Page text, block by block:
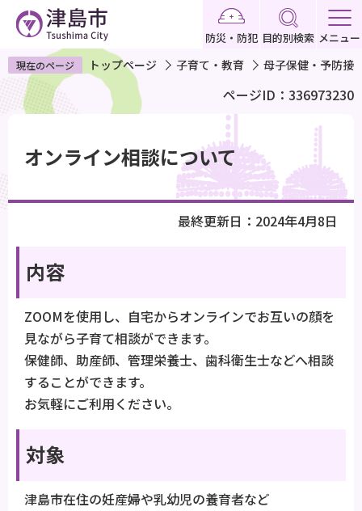
ペ
ー
で
す
防災・防犯 目的別検索 メニュー
現在のページ トップページ 子育て・教育 母子保健・予防接
ページID：336973230
オンライン相談について
最終更新日：2024年4月8日
内容
ZOOMを使用し、自宅からオンラインでお互いの顔を
見ながら子育て相談ができます。
保健師、助産師、管理栄養士、歯科衛生士などへ相談
することができます。
お気軽にご利用ください。
対象
津島市在住の妊産婦や乳幼児の養育者など